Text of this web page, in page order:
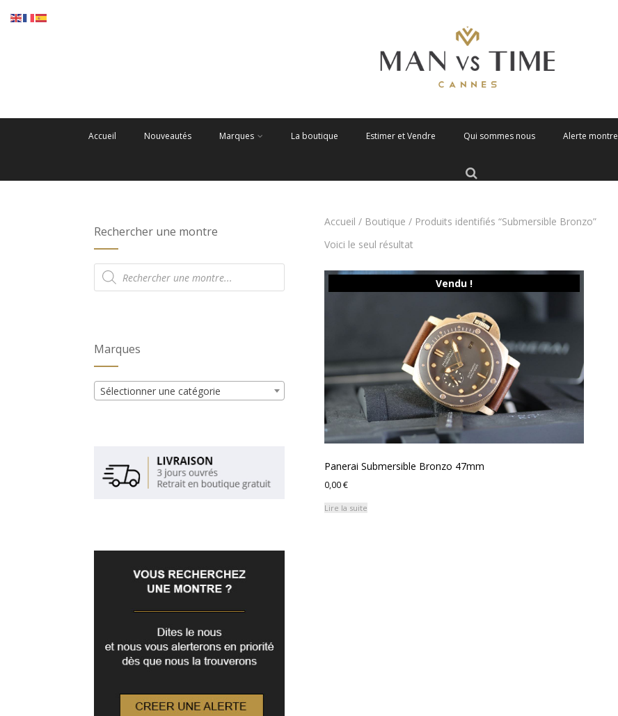
Accueil Nouveautés Marques La boutique Estimer et Vendre Qui sommes nous Alerte montre
Accueil / Boutique / Produits identifiés “Submersible Bronzo”
Voici le seul résultat
Vendu !
Panerai Submersible Bronzo 47mm
0,00€
Lire la suite
Rechercher une montre
Recherche
de
produits
Marques
Sélectionner une catégorie